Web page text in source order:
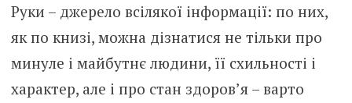
Руки – джерело всілякої інформації: по них,
як по книзі, можна дізнатися не тільки про
минуле і майбутнє людини, її схильності і
характер, але і про стан здоров’я – варто